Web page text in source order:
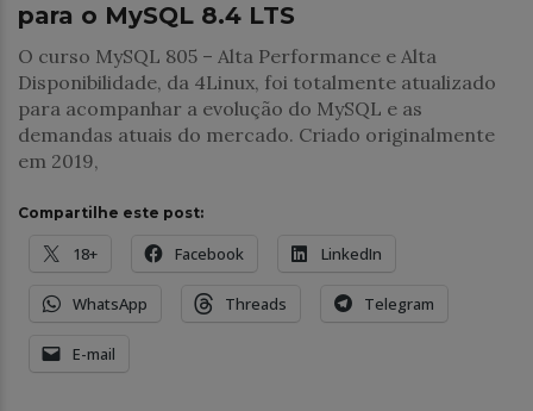
para o MySQL 8.4 LTS
O curso MySQL 805 – Alta Performance e Alta
Disponibilidade, da 4Linux, foi totalmente atualizado
para acompanhar a evolução do MySQL e as
demandas atuais do mercado. Criado originalmente
em 2019,
Compartilhe este post:
18+ Facebook LinkedIn
WhatsApp Threads Telegram
E-mail